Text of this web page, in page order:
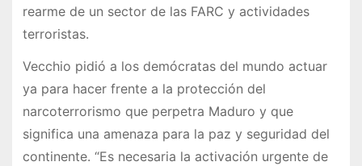
rearme de un sector de las FARC y actividades
terroristas.
Vecchio pidió a los demócratas del mundo actuar
ya para hacer frente a la protección del
narcoterrorismo que perpetra Maduro y que
significa una amenaza para la paz y seguridad del
continente. “Es necesaria la activación urgente de